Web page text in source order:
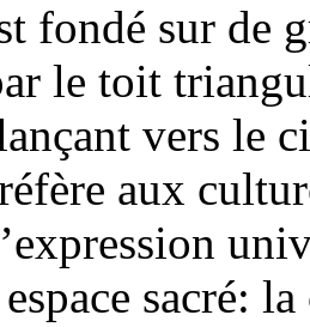
fondé sur de
le toit
vers le
aux
sacré: